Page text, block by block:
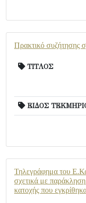
Πρακτικό συζήτησης
ΤΙΤΛΟΣ
ΕΙΔΟΣ
Τηλεγράφημα του
σχετικά με παράκληση
κατοχής που